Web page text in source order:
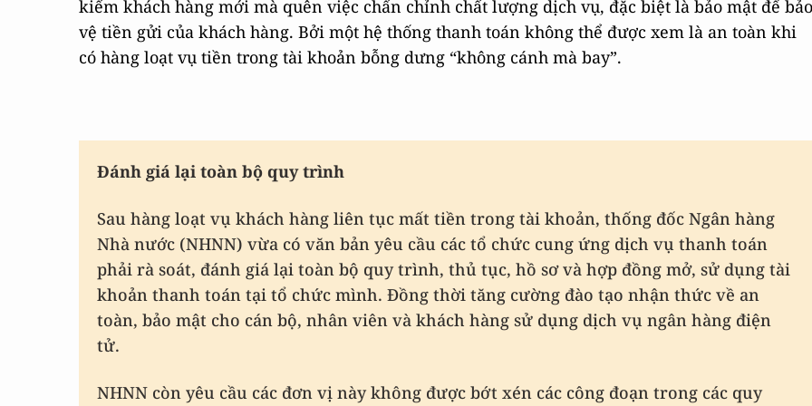
kiếm khách hàng mới mà quên việc chấn chỉnh chất lượng dịch vụ, đặc biệt là bảo mật để bảo
vệ tiền gửi của khách hàng. Bởi một hệ thống thanh toán không thể được xem là an toàn khi
có hàng loạt vụ tiền trong tài khoản bỗng dưng “không cánh mà bay”.
Đánh giá lại toàn bộ quy trình
Sau hàng loạt vụ khách hàng liên tục mất tiền trong tài khoản, thống đốc Ngân hàng
Nhà nước (NHNN) vừa có văn bản yêu cầu các tổ chức cung ứng dịch vụ thanh toán
phải rà soát, đánh giá lại toàn bộ quy trình, thủ tục, hồ sơ và hợp đồng mở, sử dụng tài
khoản thanh toán tại tổ chức mình. Đồng thời tăng cường đào tạo nhận thức về an
toàn, bảo mật cho cán bộ, nhân viên và khách hàng sử dụng dịch vụ ngân hàng điện
tử.
NHNN còn yêu cầu các đơn vị này không được bớt xén các công đoạn trong các quy